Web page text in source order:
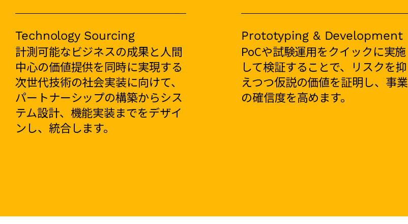
Technology Sourcing
計測可能なビジネスの成果と人間
中心の価値提供を同時に実現する
次世代技術の社会実装に向けて、
パートナーシップの構築からシス
テム設計、機能実装までをデザイ
ンし、統合します。
Prototyping & Development
PoCや試験運用をクイックに実施
して検証することで、リスクを抑
えつつ仮説の価値を証明し、事業
の確信度を高めます。